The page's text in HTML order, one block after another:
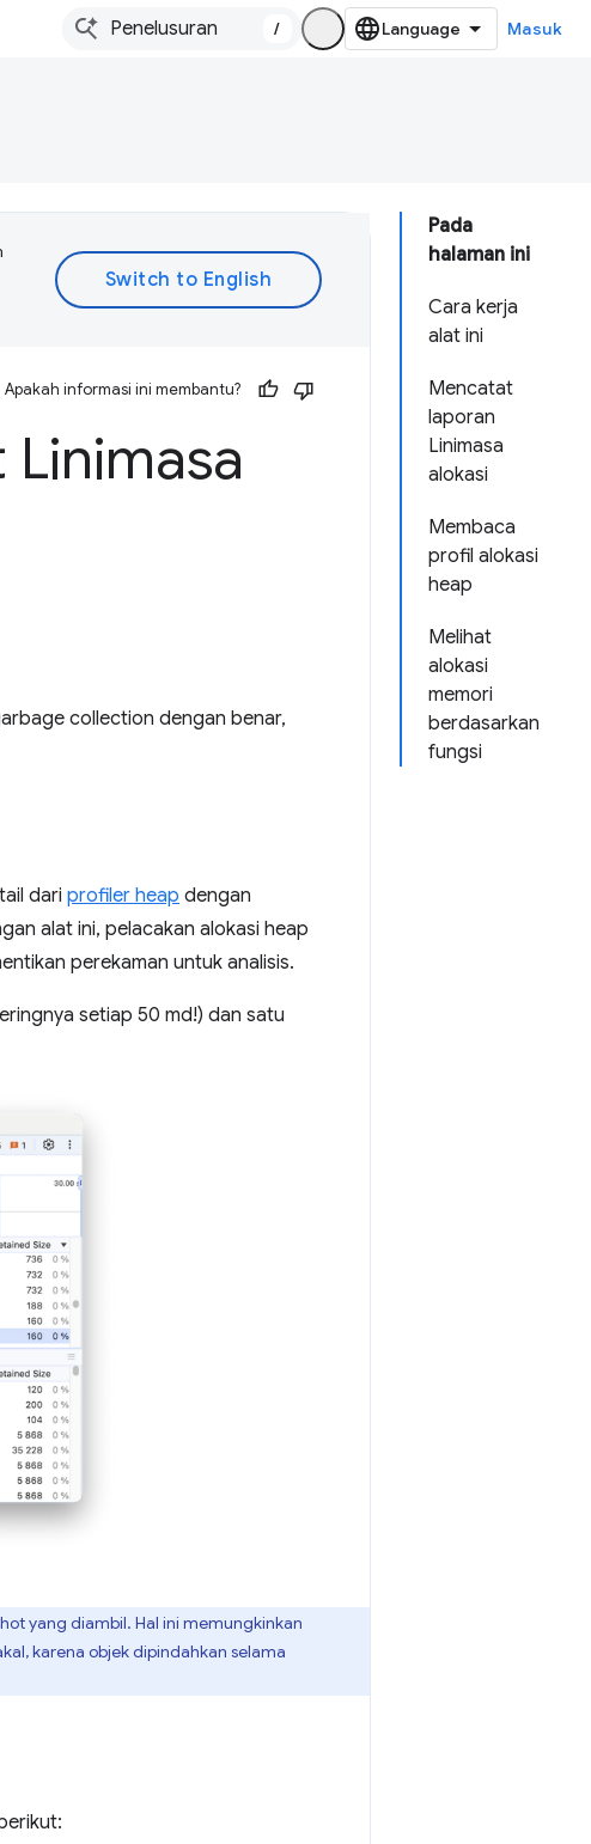
/ Masuk
Pada
halaman ini
Cara kerja
alat ini
Mencatat
laporan
Linimasa
alokasi
Membaca
profil alokasi
heap
Melihat
alokasi
memori
berdasarkan
fungsi
Apakah informasi ini membantu?
collection dengan benar,
dari profiler heap dengan
alat ini, pelacakan alokasi heap
perekaman untuk analisis.
setiap 50 md!) dan satu
yang diambil. Hal ini memungkinkan
karena objek dipindahkan selama